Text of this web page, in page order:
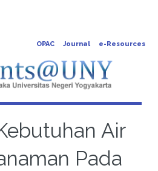
OPAC Journal e-Resources
Air
Pada